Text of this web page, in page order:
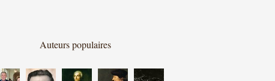
Auteurs populaires